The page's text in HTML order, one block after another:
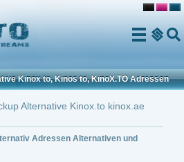
Kinox to, Kinos to, KinoX.TO Adressen
Alternative Kinox.to kinox.ae
Adressen Alternativen und